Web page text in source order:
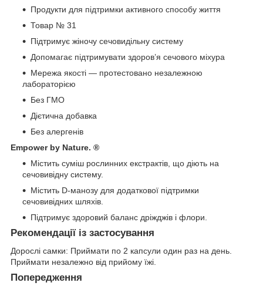
Продукти для підтримки активного способу життя
Товар № 31
Підтримує жіночу сечовидільну систему
Допомагає підтримувати здоров’я сечового міхура
Мережа якості — протестовано незалежною
лабораторією
Без ГМО
Дієтична добавка
Без алергенів
Empower by Nature. ®
Містить суміш рослинних екстрактів, що діють на
сечовивідну систему.
Містить D-манозу для додаткової підтримки
сечовивідних шляхів.
Підтримує здоровий баланс дріжджів і флори.
Рекомендації із застосування
Дорослі самки: Приймати по 2 капсули один раз на день.
Приймати незалежно від прийому їжі.
Попередження